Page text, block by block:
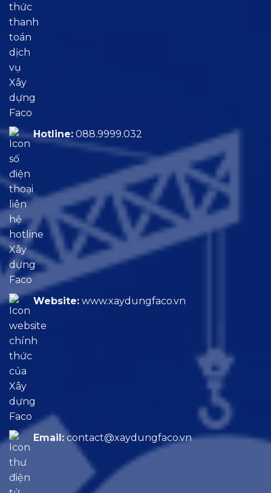
Hotline: 088.9999.032
Website: www.xaydungfaco.vn
Email: contact@xaydungfaco.vn